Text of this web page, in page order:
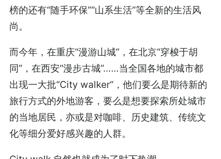
榜的还有“随手环保”“山系生活”等全新的生活风
尚。
而今年，在重庆“漫游山城”，在北京“穿梭于胡
同”，在西安“漫步古城”……当全国各地的城市都
出现一大批“City walker”，他们要么是期待新的
旅行方式的外地游客，要么是想要探索所处城市
的当地居民，亦或是对咖啡、历史建筑、传统文
化等细分爱好感兴趣的人群。